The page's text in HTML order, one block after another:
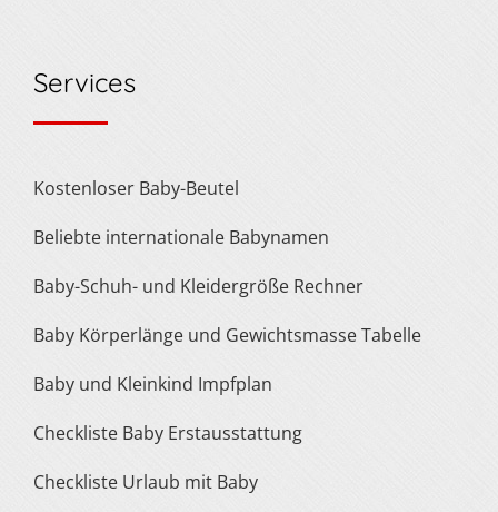
Services
Kostenloser Baby-Beutel
Beliebte internationale Babynamen
Baby-Schuh- und Kleidergröße Rechner
Baby Körperlänge und Gewichtsmasse Tabelle
Baby und Kleinkind Impfplan
Checkliste Baby Erstausstattung
Checkliste Urlaub mit Baby